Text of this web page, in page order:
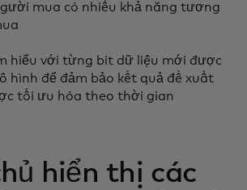
mua có nhiều khả năng tương
hiểu với từng bit dữ liệu mới được
hình để đảm bảo kết quả đề xuất
tối ưu hóa theo thời gian
hiển thị các